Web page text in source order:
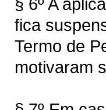
fica
Termo de
motivaram